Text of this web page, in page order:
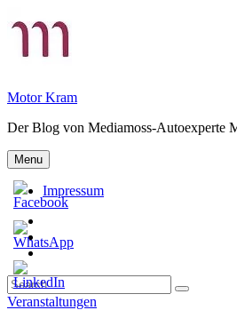
to
Motor Kram
Der Blog von Mediamoss-Autoexperte
Menu
Impressum
Einstellungen
ändern
Historie
der
Einstellungen
Einwilligungen
Search
for:
Search
Categories
Veranstaltungen